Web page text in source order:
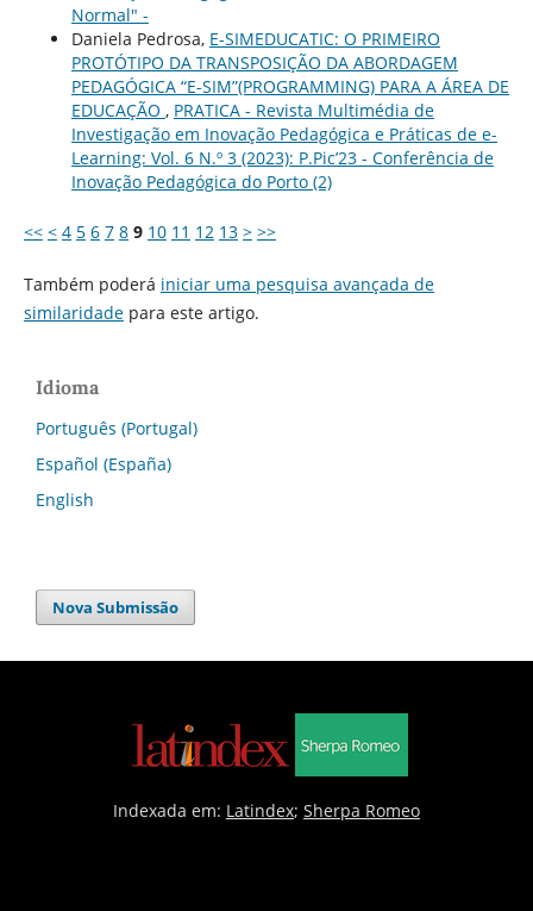
Normal" -
Daniela Pedrosa, E-SIMEDUCATIC: O PRIMEIRO
PROTÓTIPO DA TRANSPOSIÇÃO DA ABORDAGEM
PEDAGÓGICA “E-SIM”(PROGRAMMING) PARA A ÁREA DE
EDUCAÇÃO , PRATICA - Revista Multimédia de
Investigação em Inovação Pedagógica e Práticas de e-
Learning: Vol. 6 N.º 3 (2023): P.Pic’23 - Conferência de
Inovação Pedagógica do Porto (2)
<< < 4 5 6 7 8 9 10 11 12 13 > >>
Também poderá iniciar uma pesquisa avançada de
similaridadepara este artigo.
Idioma
Português (Portugal)
Español (España)
English
Nova Submissão
Indexada em: Latindex; Sherpa Romeo